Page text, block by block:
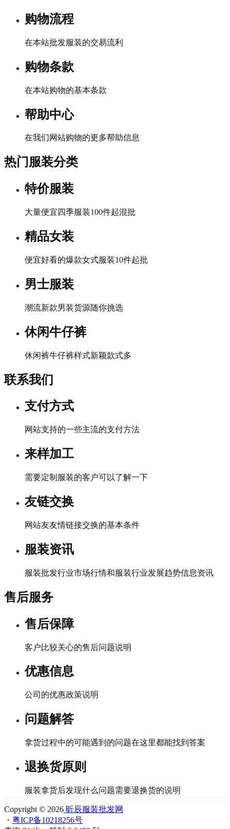
购物流程
在本站批发服装的交易流利
购物条款
在本站购物的基本条款
帮助中心
在我们网站购物的更多帮助信息
热门服装分类
特价服装
大量便宜四季服装100件起混批
精品女装
便宜好看的爆款女式服装10件起批
男士服装
潮流新款男装货源随你挑选
休闲牛仔裤
休闲裤牛仔裤样式新颖款式多
联系我们
支付方式
网站支持的一些主流的支付方法
来样加工
需要定制服装的客户可以了解一下
友链交换
网站友友情链接交换的基本条件
服装资讯
服装批发行业市场行情和服装行业发展趋势信息资讯
售后服务
售后保障
客户比较关心的售后问题说明
优惠信息
公司的优惠政策说明
问题解答
拿货过程中的可能遇到的问题在这里都能找到答案
退换货原则
服装拿货后发现什么问题需要退换货的说明
Copyright © 2026 昕辰服装批发网
・ 粤ICP备10218256号